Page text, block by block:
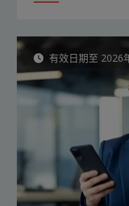
有效日期至 2026